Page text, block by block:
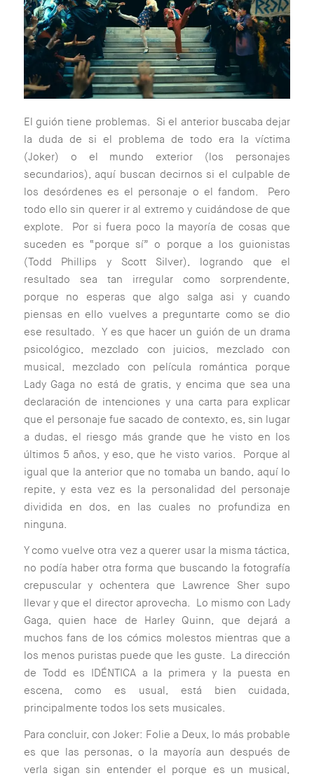
El guión tiene problemas. Si el anterior buscaba dejar
la duda de si el problema de todo era la víctima
(Joker) o el mundo exterior (los personajes
secundarios), aquí buscan decirnos si el culpable de
los desórdenes es el personaje o el fandom. Pero
todo ello sin querer ir al extremo y cuidándose de que
explote. Por si fuera poco la mayoría de cosas que
suceden es “porque sí” o porque a los guionistas
(Todd Phillips y Scott Silver), logrando que el
resultado sea tan irregular como sorprendente,
porque no esperas que algo salga asi y cuando
piensas en ello vuelves a preguntarte como se dio
ese resultado. Y es que hacer un guión de un drama
psicológico, mezclado con juicios, mezclado con
musical, mezclado con película romántica porque
Lady Gaga no está de gratis, y encima que sea una
declaración de intenciones y una carta para explicar
que el personaje fue sacado de contexto, es, sin lugar
a dudas, el riesgo más grande que he visto en los
últimos 5 años, y eso, que he visto varios. Porque al
igual que la anterior que no tomaba un bando, aquí lo
repite, y esta vez es la personalidad del personaje
dividida en dos, en las cuales no profundiza en
ninguna.
Y como vuelve otra vez a querer usar la misma táctica,
no podía haber otra forma que buscando la fotografía
crepuscular y ochentera que Lawrence Sher supo
llevar y que el director aprovecha. Lo mismo con Lady
Gaga, quien hace de Harley Quinn, que dejará a
muchos fans de los cómics molestos mientras que a
los menos puristas puede que les guste. La dirección
de Todd es IDÉNTICA a la primera y la puesta en
escena, como es usual, está bien cuidada,
principalmente todos los sets musicales.
Para concluir, con Joker: Folie a Deux, lo más probable
es que las personas, o la mayoría aun después de
verla sigan sin entender el porque es un musical,